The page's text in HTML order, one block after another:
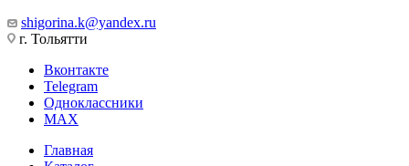
shigorina.k@yandex.ru
г. Тольятти
Вконтакте
Telegram
Одноклассники
MAX
Главная